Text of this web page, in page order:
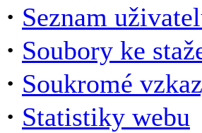
· Seznam
· Soubory ke
· Soukromé
· Statistiky webu